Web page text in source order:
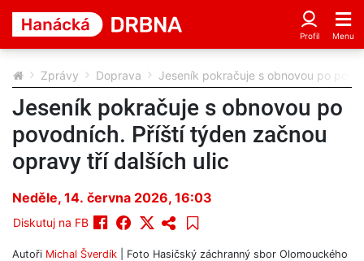
Zprávy Doprava Jeseník pokračuje s obnovou po
Jeseník pokračuje s obnovou po
povodních. Příští týden začnou
opravy tří dalších ulic
Neděle, 14. června 2026, 16:03
Diskutuj na FB
Autoři Michal Šverdík | Foto Hasičský záchranný sbor Olomouckého